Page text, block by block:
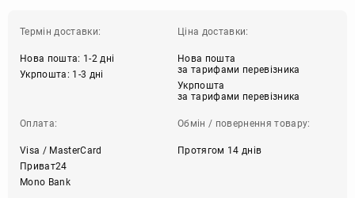
Термін доставки:
Нова пошта: 1-2 дні
Укрпошта: 1-3 дні
Ціна доставки:
Нова пошта
за тарифами перевізника
Укрпошта
за тарифами перевізника
Оплата:
Visa / MasterCard
Приват24
Mono Bank
Обмін / повернення товару:
Протягом 14 днів